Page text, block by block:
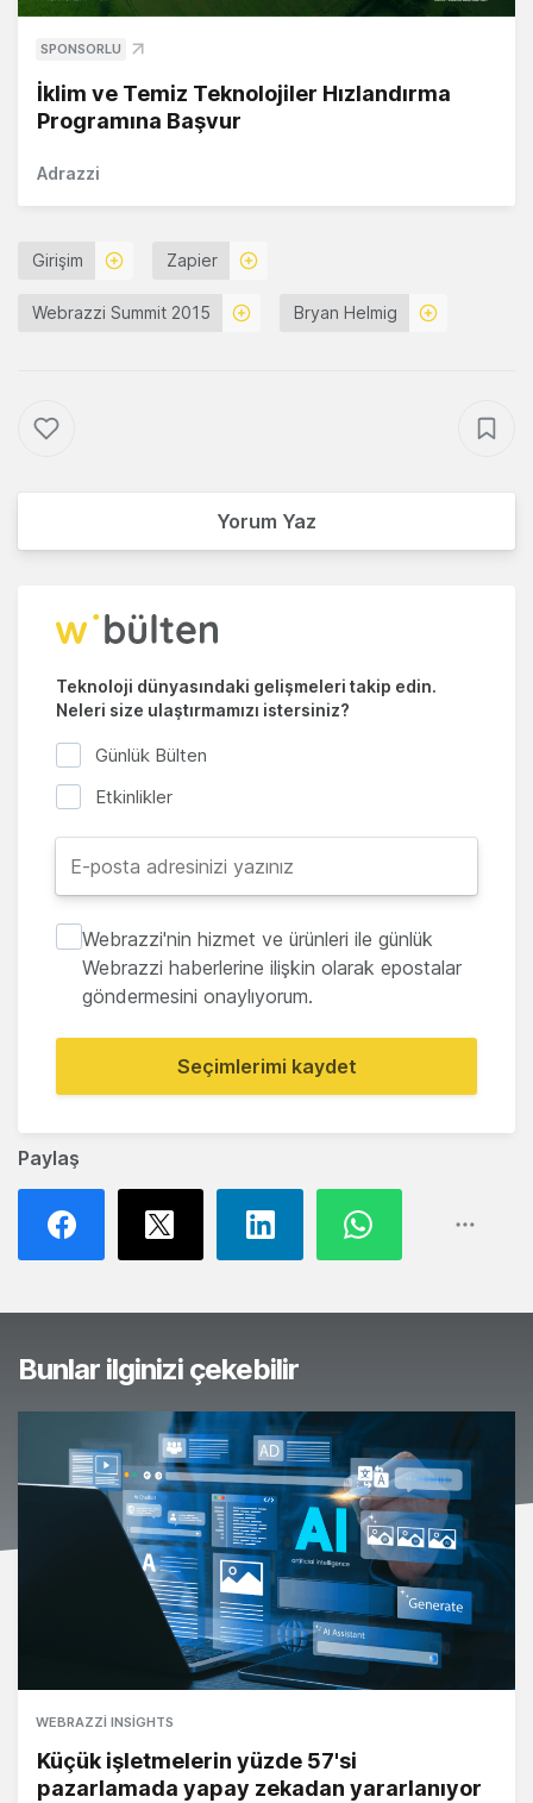
Paylaş
SPONSORLU
İklim ve Temiz Teknolojiler Hızlandırma
Programına Başvur
Adrazzi
Girişim Zapier
Webrazzi Summit 2015 Bryan Helmig
Yorum Yaz
Teknoloji dünyasındaki gelişmeleri takip edin.
Neleri size ulaştırmamızı istersiniz?
Günlük Bülten
Etkinlikler
Webrazzi'nin hizmet ve ürünleri ile günlük
Webrazzi haberlerine ilişkin olarak epostalar
göndermesini onaylıyorum.
Seçimlerimi kaydet
Bunlar ilginizi çekebilir
WEBRAZZI INSIGHTS
Küçük işletmelerin yüzde 57'si
pazarlamada yapay zekadan yararlanıyor